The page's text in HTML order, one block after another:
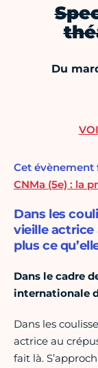
Du
Cet évènement
CNMa (5e) : la
Dans les
vieille actrice
plus ce
Dans le cadre
internationale
Dans les
actrice au
fait là.